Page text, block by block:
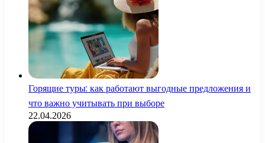
Горящие туры: как работают выгодные предложения и
что важно учитывать при выборе
22.04.2026